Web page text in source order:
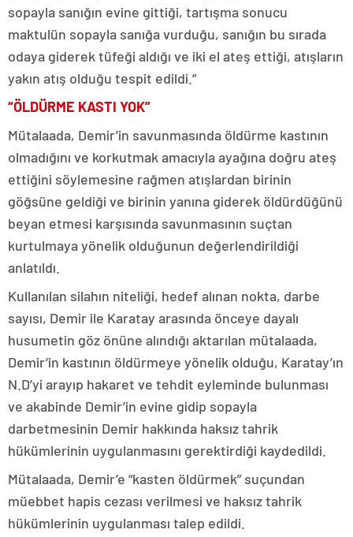
sopayla sanığın evine gittiği, tartışma sonucu
maktulün sopayla sanığa vurduğu, sanığın bu sırada
odaya giderek tüfeği aldığı ve iki el ateş ettiği, atışların
yakın atış olduğu tespit edildi.”
“ÖLDÜRME KASTI YOK”
Mütalaada, Demir’in savunmasında öldürme kastının
olmadığını ve korkutmak amacıyla ayağına doğru ateş
ettiğini söylemesine rağmen atışlardan birinin
göğsüne geldiği ve birinin yanına giderek öldürdüğünü
beyan etmesi karşısında savunmasının suçtan
kurtulmaya yönelik olduğunun değerlendirildiği
anlatıldı.
Kullanılan silahın niteliği, hedef alınan nokta, darbe
sayısı, Demir ile Karatay arasında önceye dayalı
husumetin göz önüne alındığı aktarılan mütalaada,
Demir’in kastının öldürmeye yönelik olduğu, Karatay’ın
N.D’yi arayıp hakaret ve tehdit eyleminde bulunması
ve akabinde Demir’in evine gidip sopayla
darbetmesinin Demir hakkında haksız tahrik
hükümlerinin uygulanmasını gerektirdiği kaydedildi.
Mütalaada, Demir’e “kasten öldürmek” suçundan
müebbet hapis cezası verilmesi ve haksız tahrik
hükümlerinin uygulanması talep edildi.